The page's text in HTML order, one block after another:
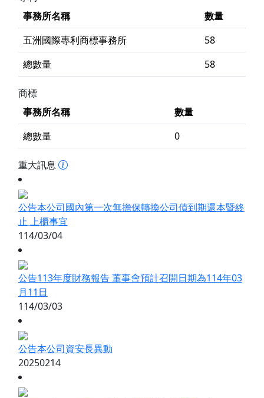
事務所名稱
數量
五洲國際專利商標事務所
58
總數量
58
商標
事務所名稱
數量
總數量
0
重大訊息
公告本公司國內第一次無擔保轉換公司債到期還本暨終
止 上櫃事宜
114/03/04
公告113年度財務報告 董事會預計召開日期為114年03
月11日
114/03/03
公告本公司資安長異動
20250214